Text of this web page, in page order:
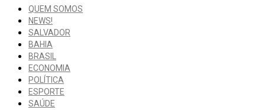
QUEM SOMOS
NEWS!
SALVADOR
BAHIA
BRASIL
ECONOMIA
POLÍTICA
ESPORTE
SAÚDE